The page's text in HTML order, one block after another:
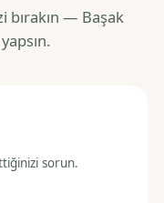
bırakın — Başak
sorun.